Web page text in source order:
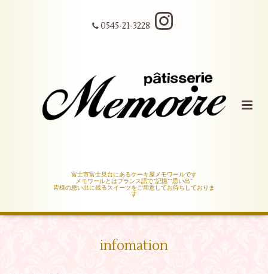
0545-21-3228
富士市富士見台にあるケーキ屋メモワールです
メモワールとはフランス語で“記憶”“思い出”
皆様の思い出に残るスイーツをご用意してお待ちしておりま
す
infomation